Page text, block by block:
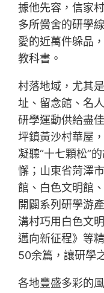
據他先容，信家
多所黌舍的研學
愛的近萬件躲品
教科書。
村落地域，尤其
址、留念館、名
研學運動供給盡
坪鎮黃沙村華屋
凝聽“十七顆松”
懈；山東省菏澤
館、白色文明館
開闢系列研學游
溝村巧用白色文
邁向新征程》等
50余篇，讓研學
各地豐盛多彩的